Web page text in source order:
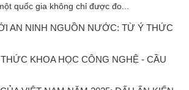
quốc gia không chỉ được đo...
AN NINH NGUỒN NƯỚC: TỪ Ý THỨC
KHOA HỌC CÔNG NGHỆ - CẦU